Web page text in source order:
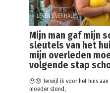
LEVENS VERHALEN
Mijn man gaf mijn
sleutels van het
mijn overleden
volgende stap
🥹😞 Terwijl ik voor het huis
moeder stond,